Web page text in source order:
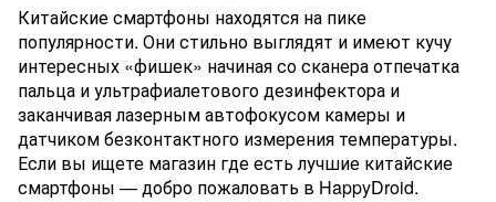
Китайские смартфоны находятся на пике
популярности. Они стильно выглядят и имеют кучу
интересных «фишек» начиная со сканера отпечатка
пальца и ультрафиалетового дезинфектора и
заканчивая лазерным автофокусом камеры и
датчиком безконтактного измерения температуры.
Если вы ищете магазин где есть лучшие китайские
смартфоны — добро пожаловать в HappyDroid.